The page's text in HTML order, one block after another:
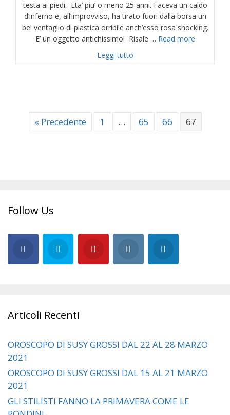
testa ai piedi. Eta’ piu’ o meno 25 anni. Faceva un caldo
d’inferno e, all’improvviso, ha tirato fuori dalla borsa un
bel ventaglio di plastica orribile anch’esso rosa shocking.
E’ un oggetto antichissimo! Risale … Read more
Leggi tuttoabout ECCOLO. IL
« Precedente 1 … 65 66 67
Follow Us
Articoli Recenti
OROSCOPO DI SUSY GROSSI DAL 22 AL 28 MARZO
2021
OROSCOPO DI SUSY GROSSI DAL 15 AL 21 MARZO
2021
GLI STILISTI FANNO LA PRIMAVERA COME LE